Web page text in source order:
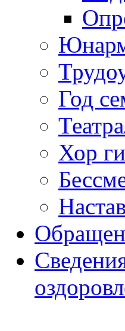
Год
Хор